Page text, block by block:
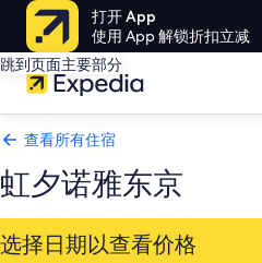
打开 App
使用 App 解锁折扣立减
跳到页面主要部分
查看所有住宿
虹夕诺雅东京
选择日期以查看价格